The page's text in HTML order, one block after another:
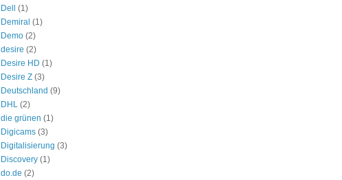
Dell
(1)
Demiral (1)
Demo (2)
desire (2)
Desire HD (1)
Desire Z (3)
Deutschland (9)
DHL (2)
die grünen (1)
Digicams (3)
Digitalisierung (3)
Discovery (1)
do.de (2)